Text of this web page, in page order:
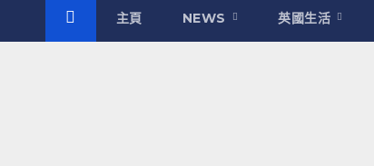
主頁 NEWS 英國生活